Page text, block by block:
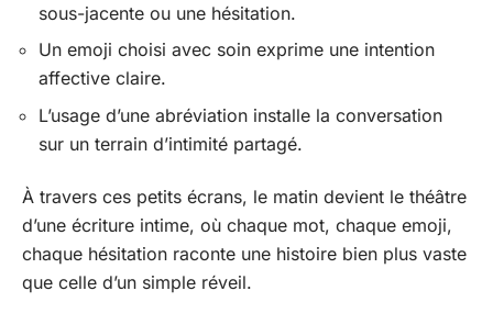
sous-jacente ou une hésitation.
Un emoji choisi avec soin exprime une intention
affective claire.
L’usage d’une abréviation installe la conversation
sur un terrain d’intimité partagé.
À travers ces petits écrans, le matin devient le théâtre
d’une écriture intime, où chaque mot, chaque emoji,
chaque hésitation raconte une histoire bien plus vaste
que celle d’un simple réveil.